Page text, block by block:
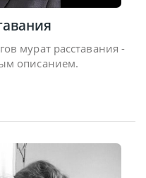
мурат расставания -
описанием.